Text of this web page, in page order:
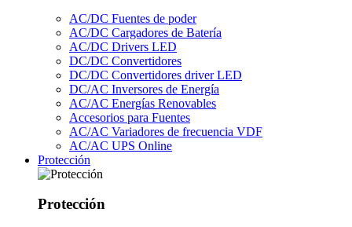
AC/DC Fuentes de poder
AC/DC Cargadores de Batería
AC/DC Drivers LED
DC/DC Convertidores
DC/DC Convertidores driver LED
DC/AC Inversores de Energía
AC/AC Energías Renovables
Accesorios para Fuentes
AC/AC Variadores de frecuencia VDF
AC/AC UPS Online
Protección
Protección